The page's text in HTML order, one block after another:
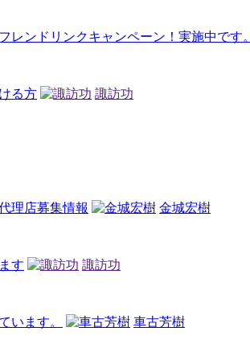
ンドリンクキャンペーン！実施中です。
る方 諏訪功
理店募集情報 金城宏樹
す 諏訪功
います。 車古芳樹